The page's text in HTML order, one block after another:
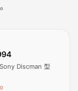
Discman 型